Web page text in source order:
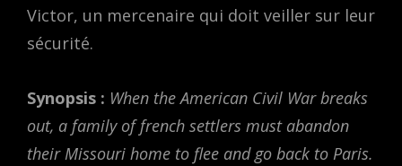
Victor, un mercenaire qui doit veiller sur leur
sécurité.
Synopsis : When the American Civil War breaks
out, a family of french settlers must abandon
their Missouri home to flee and go back to Paris.